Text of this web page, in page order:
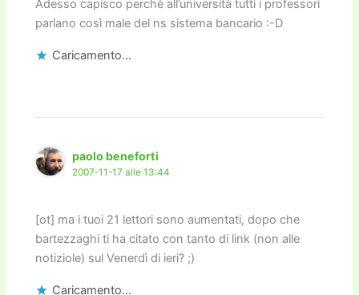
Adesso capisco perchè all’università tutti i professori
parlano così male del ns sistema bancario :-D
Caricamento...
paolo beneforti
2007-11-17 alle 13:44
[ot] ma i tuoi 21 lettori sono aumentati, dopo che
bartezzaghi ti ha citato con tanto di link (non alle
notiziole) sul Venerdì di ieri? ;)
Caricamento...